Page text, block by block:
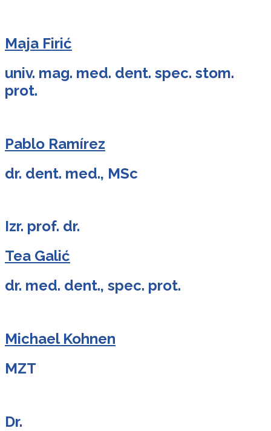
Maja Firić
univ. mag. med. dent. spec. stom.
prot.
Pablo Ramírez
dr. dent. med., MSc
Izr. prof. dr.
Tea Galić
dr. med. dent., spec. prot.
Michael Kohnen
MZT
Dr.